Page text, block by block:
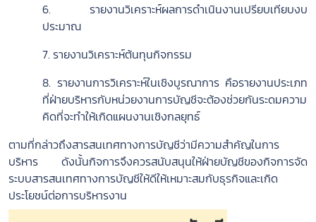
6. รายงานวิเคราะห์ผลการดำเนินงานเปรียบเทียบงบ
ประมาณ
7. รายงานวิเคราะห์ต้นทุนกิจกรรม
8. รายงานการวิเคราะห์ในเชิงบูรณาการ คือรายงานประเภท
ที่ฝ่ายบริหารกับหน่วยงานการบัญชีจะต้องช่วยกันระดมความ
คิดที่จะทำให้เกิดแผนงานเชิงกลยุทธ์
ตามที่กล่าวถึงสารสนเทศทางการบัญชีว่ามีความสำคัญในการ
บริหาร ดังนั้นกิจการจึงควรสนับสนุนให้ฝ่ายบัญชีของกิจการจัด
ระบบสารสนเทศทางการบัญชีให้ดีให้เหมาะสมกับธุรกิจและเกิด
ประโยชน์ต่อการบริหารงาน